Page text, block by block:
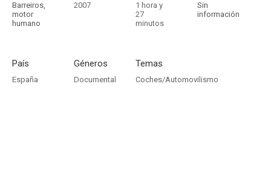
Barreiros,
motor
humano
2007
1 hora y
27
minutos
Sin
información
País
España
Géneros
Documental
Temas
Coches/Automovilismo